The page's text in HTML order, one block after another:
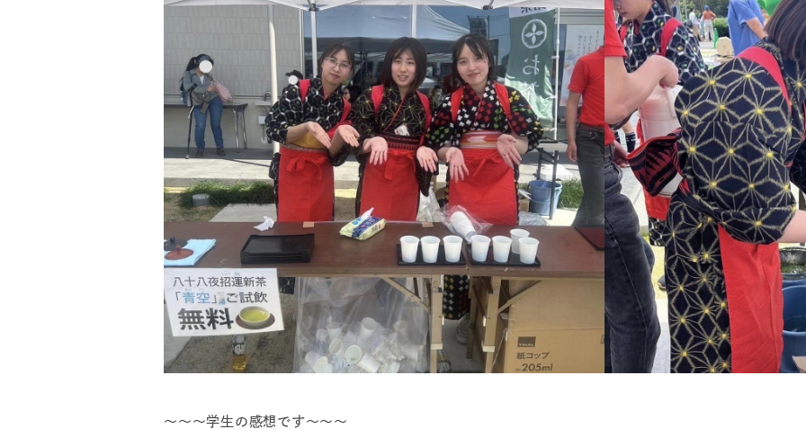
～～～学生の感想です～～～